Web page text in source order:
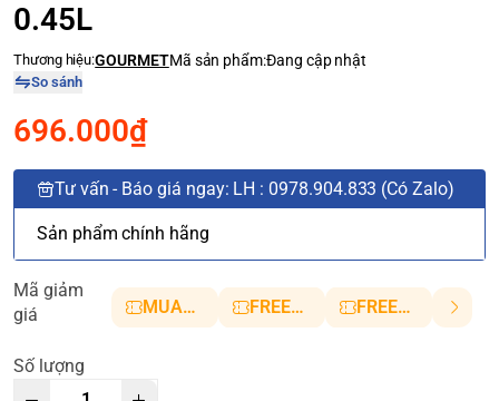
0.45L
Thương hiệu:GOURMETMã sản phẩm:Đang cập nhật
So sánh
696.000₫
Tư vấn - Báo giá ngay: LH : 0978.904.833 (Có Zalo)
Sản phẩm chính hãng
Mã giảm
giá
MUANHANH01 FREESHIP5 FREESHIP10
Số lượng